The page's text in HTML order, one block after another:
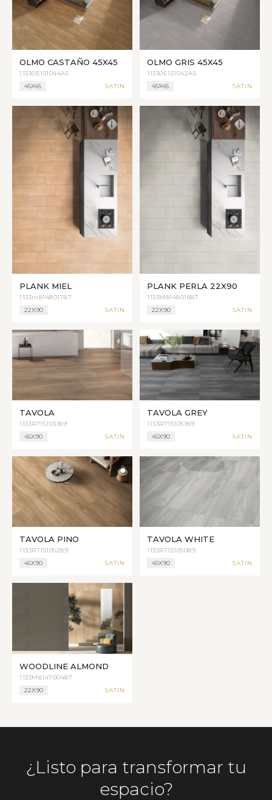
OLMO CASTAÑO 45X45
11330E151044A5
45X45
SATIN
OLMO GRIS 45X45
11330E151042A5
45X45
SATIN
PLANK MIEL
1133m814801787
22X90
SATIN
PLANK PERLA 22X90
1133M814801887
22X90
SATIN
TAVOLA
1133R715103189
45X90
SATIN
TAVOLA GREY
1133R715105189
45X90
SATIN
TAVOLA PINO
1133R715105289
45X90
SATIN
TAVOLA WHITE
1133R715105089
45X90
SATIN
WOODLINE ALMOND
1133M814700487
22X90
SATIN
¿Listo para transformar tu
espacio?